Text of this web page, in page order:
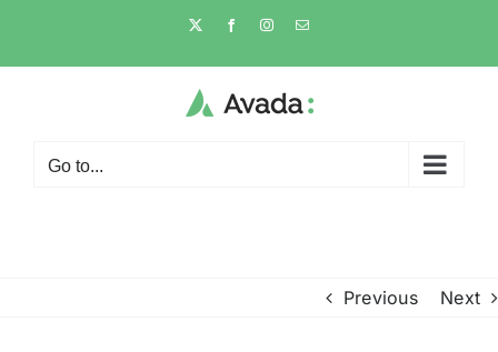
content
X FacebookInstagramEmail
Go to...
Previous Next